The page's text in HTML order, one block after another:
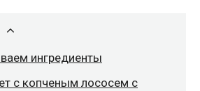
ингредиенты
с копченым лососем с